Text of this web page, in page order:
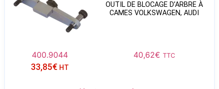
OUTIL DE BLOCAGE D’ARBRE À
CAMES VOLKSWAGEN, AUDI
400.9044 40,62€ TTC
33,85€ HT